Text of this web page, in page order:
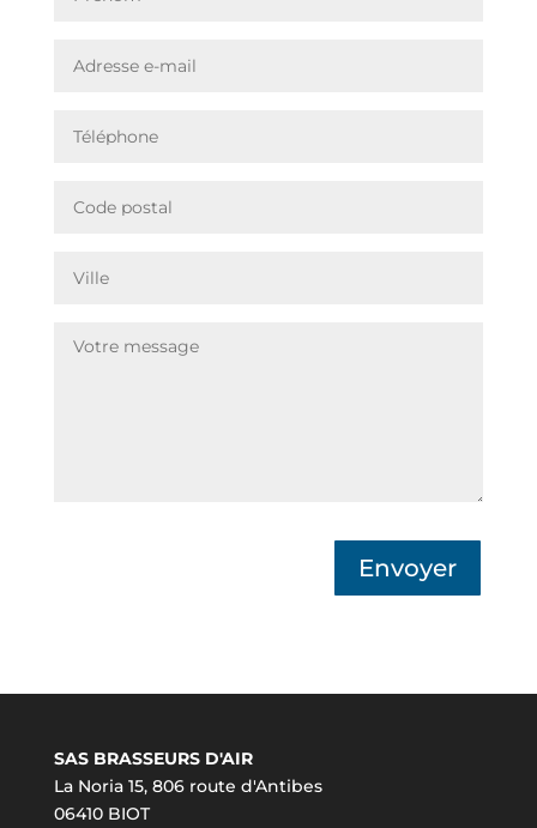
Envoyer
SAS BRASSEURS D'AIR
La Noria 15, 806 route d'Antibes
06410 BIOT